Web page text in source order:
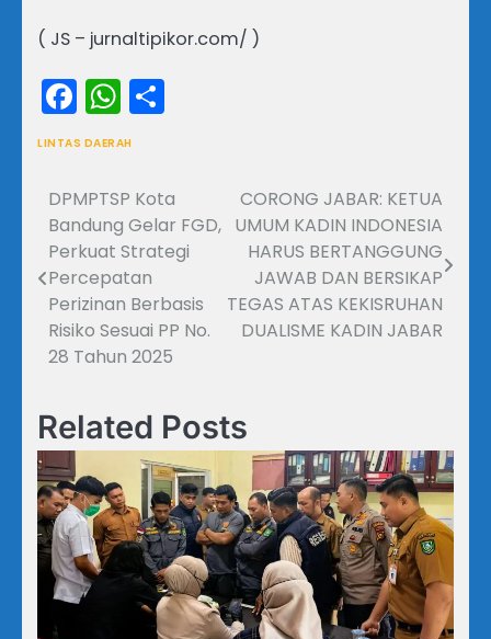
( JS – jurnaltipikor.com/ )
Facebook
WhatsApp
LINTAS DAERAH
Navigasi
pos
DPMPTSP Kota
Bandung Gelar FGD,
Perkuat Strategi
Percepatan
Perizinan Berbasis
Risiko Sesuai PP No.
28 Tahun 2025
CORONG JABAR: KETUA
UMUM KADIN INDONESIA
HARUS BERTANGGUNG
JAWAB DAN BERSIKAP
TEGAS ATAS KEKISRUHAN
DUALISME KADIN JABAR
Related Posts